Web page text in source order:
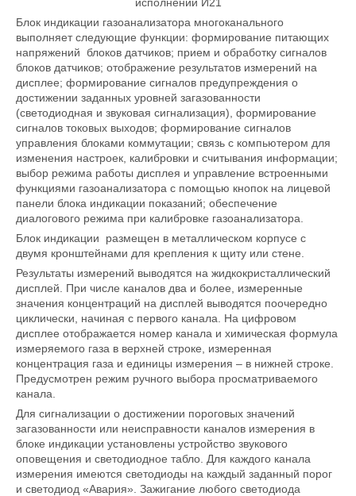
Блок индикации газоанализатора многоканального
выполняет следующие функции: формирование питающих
напряжений блоков датчиков; прием и обработку сигналов
блоков датчиков; отображение результатов измерений на
дисплее; формирование сигналов предупреждения о
достижении заданных уровней загазованности
(светодиодная и звуковая сигнализация), формирование
сигналов токовых выходов; формирование сигналов
управления блоками коммутации; связь с компьютером для
изменения настроек, калибровки и считывания информации;
выбор режима работы дисплея и управление встроенными
функциями газоанализатора с помощью кнопок на лицевой
панели блока индикации показаний; обеспечение
диалогового режима при калибровке газоанализатора.
Блок индикации размещен в металлическом корпусе с
двумя кронштейнами для крепления к щиту или стене.
Результаты измерений выводятся на жидкокристаллический
дисплей. При числе каналов два и более, измеренные
значения концентраций на дисплей выводятся поочередно
циклически, начиная с первого канала. На цифровом
дисплее отображается номер канала и химическая формула
измеряемого газа в верхней строке, измеренная
концентрация газа и единицы измерения – в нижней строке.
Предусмотрен режим ручного выбора просматриваемого
канала.
Для сигнализации о достижении пороговых значений
загазованности или неисправности каналов измерения в
блоке индикации установлены устройство звукового
оповещения и светодиодное табло. Для каждого канала
измерения имеются светодиоды на каждый заданный порог
и светодиод «Авария». Зажигание любого светодиода